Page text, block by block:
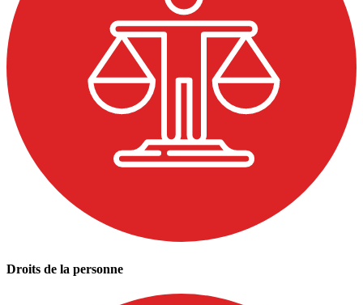
Droits de la personne